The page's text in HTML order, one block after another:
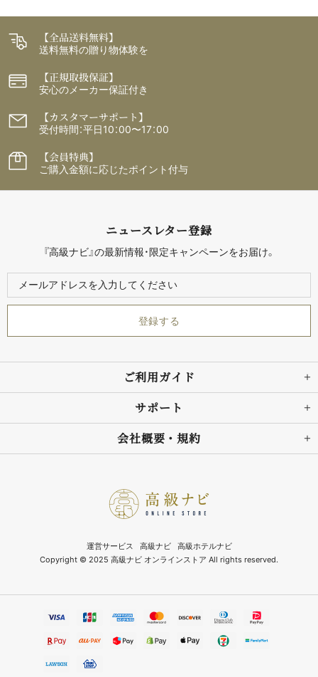
【全品送料無料】
送料無料の贈り物体験を
【正規取扱保証】
安心のメーカー保証付き
【カスタマーサポート】
受付時間：平日10：00〜17：00
【会員特典】
ご購入金額に応じたポイント付与
ご利用ガイド
サポート
会社概要・規約
ニュースレター登録
『高級ナビ』の最新情報・限定キャンペーンをお届け。
運営サービス 高級ナビ
高級ホテルナビ
Copyright © 2025 高級ナビ オンラインストア All rights reserved.